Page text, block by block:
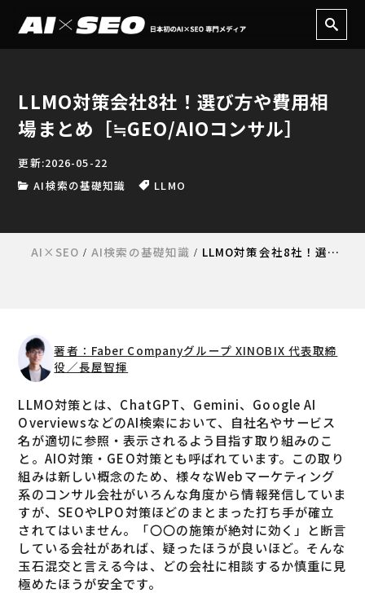
LLMO対策会社8社！選び方や費用相
場まとめ［≒GEO/AIOコンサル］
更新:2026-05-22
AI検索の基礎知識
LLMO
AI×SEO AI検索の基礎知識 LLMO対策会社8社！選び方や費用相場まとめ［≒GEO/AIOコンサル］
著者：Faber Companyグループ XINOBIX 代表取締
役／長屋智揮
LLMO対策とは、ChatGPT、Gemini、Google AI
OverviewsなどのAI検索において、自社名やサービス
名が適切に参照・表示されるよう目指す取り組みのこ
と。AIO対策・GEO対策とも呼ばれています。この取り
組みは新しい概念のため、様々なWebマーケティング
系のコンサル会社がいろんな角度から情報発信していま
すが、SEOやLPO対策ほどのまとまった打ち手が確立
されてはいません。「〇〇の施策が絶対に効く」と断言
している会社があれば、疑ったほうが良いほど。そんな
玉石混交と言える今は、どの会社に相談するか慎重に見
極めたほうが安全です。